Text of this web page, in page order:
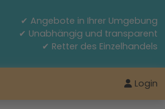
✔ Angebote in Ihrer Umgebung
✔ Unabhängig und transparent
✔ Retter des Einzelhandels
Login